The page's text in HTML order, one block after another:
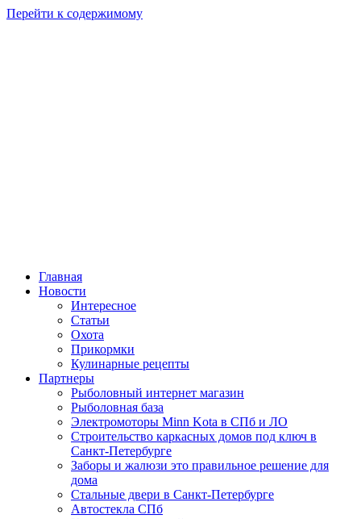
Перейти к содержимому
Главная
Новости
Интересное
Статьи
Охота
Прикормки
Кулинарные рецепты
Партнеры
Рыболовный интернет магазин
Рыболовная база
Электромоторы Minn Kota в СПб и ЛО
Строительство каркасных домов под ключ в
Санкт-Петербурге
Заборы и жалюзи это правильное решение для
дома
Стальные двери в Санкт-Петербурге
Автостекла СПб